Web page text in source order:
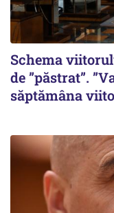
Schema
de ”păstrat”.
săptămâna